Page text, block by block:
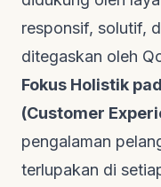
responsif, solutif,
ditegaskan oleh
Fokus Holistik
(Customer
pengalaman
terlupakan di